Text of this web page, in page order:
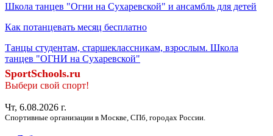
Школа танцев "Огни на Сухаревской" и ансамбль для детей
Как потанцевать месяц бесплатно
Танцы студентам, старшеклассникам, взрослым. Школа
танцев "ОГНИ на Сухаревской"
SportSchools.ru
Выбери свой спорт!
Чт, 6.08.2026 г.
Спортивные организации в Москве, СПб, городах России.